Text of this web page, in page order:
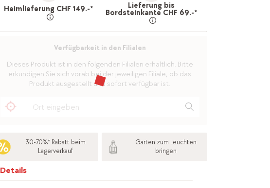
Heimlieferung CHF 149.-* Lieferung bis
Bordsteinkante CHF 69.-*
Verfügbarkeit in den Filialen
Dieses Produkt ist in den folgenden Filialen erhältlich. Bitte
erkundigen Sie sich vorab bei der jeweiligen Filiale, ob das
Produkt ausgestellt und sofort verfügbar ist.
30-70%* Rabatt beim
Lagerverkauf
Garten zum Leuchten
bringen
Details